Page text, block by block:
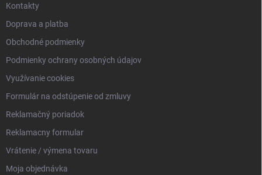
Kontakty
Doprava a platba
Obchodné podmienky
Podmienky ochrany osobných údajov
Využívanie cookies
Formulár na odstúpenie od zmluvy
Reklamačný poriadok
Reklamacny formular
Vrátenie / výmena tovaru
Moja objednávka